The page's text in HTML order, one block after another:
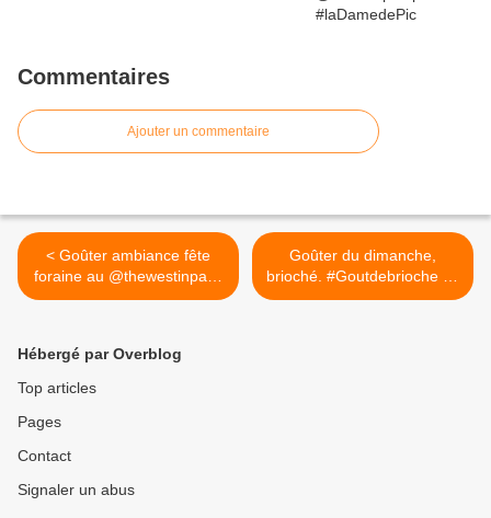
Commentaires
Ajouter un commentaire
< Goûter ambiance fête
foraine au @thewestinparis
#thewestinparismoments
Goûter du dimanche,
brioché. #Goutdebrioche by
@guysavoy #instafood
Hébergé par Overblog
Top articles
Pages
Contact
Signaler un abus